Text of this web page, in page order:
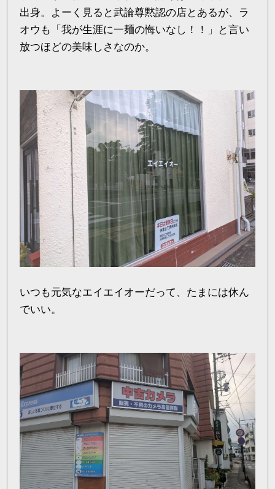
出身。よーく見ると武論尊黙認の店とあるが、ラ
オウも「我が生涯に一麺の悔いなし！！」と言い
放つほどの美味しさなのか。
いつも元気なエイエイオーだって、たまには休ん
でいい。